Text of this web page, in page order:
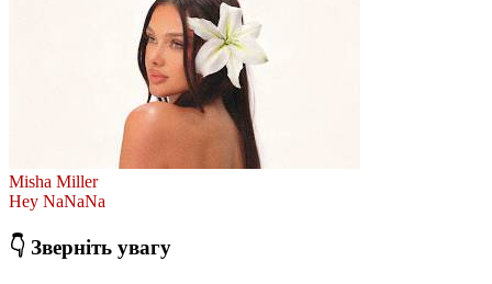
Misha Miller
Hey NaNaNa
👇 Зверніть увагу